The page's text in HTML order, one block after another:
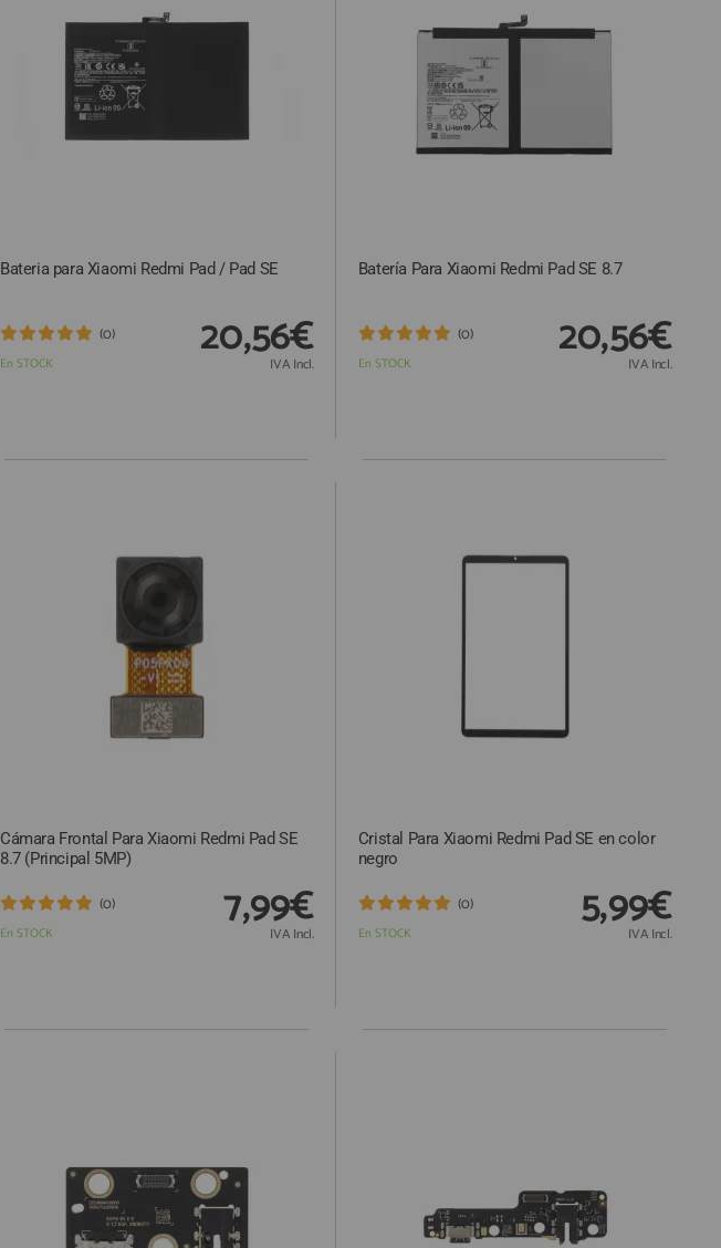
Bateria para Xiaomi Redmi Pad / Pad SE
En STOCK
(0) 20,56€
IVA Incl.
Batería Para Xiaomi Redmi Pad SE 8.7
En STOCK
(0) 20,56€
IVA Incl.
Cámara Frontal Para Xiaomi Redmi Pad SE
8.7 (Principal 5MP)
En STOCK
(0) 7,99€
IVA Incl.
Cristal Para Xiaomi Redmi Pad SE en color
negro
En STOCK
(0) 5,99€
IVA Incl.